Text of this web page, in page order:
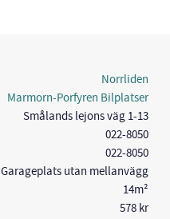
Norrliden
Marmorn-Porfyren Bilplatser
Smålands lejons väg 1-13
022-8050
022-8050
Garageplats utan mellanvägg
14m²
578 kr